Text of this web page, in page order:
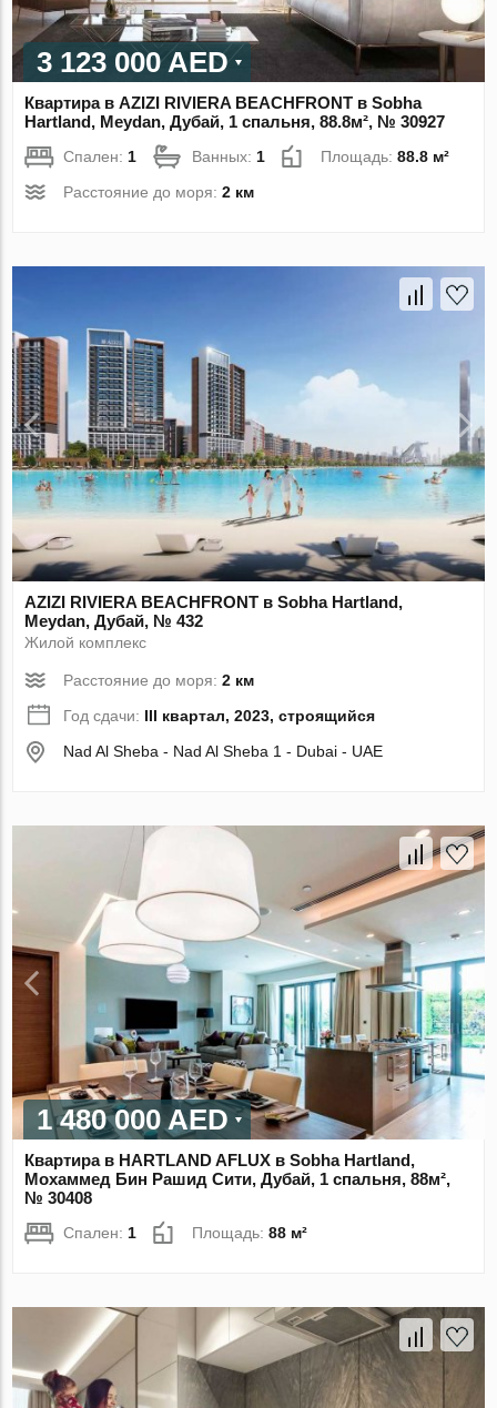
3 123 000 AED
Квартира в AZIZI RIVIERA BEACHFRONT в Sobha
Hartland, Meydan, Дубай, 1 спальня, 88.8м², № 30927
Спален: 1 Ванных: 1 Площадь:88.8 м²
Расстояние до моря:2 км
AZIZI RIVIERA BEACHFRONT в Sobha Hartland,
Meydan, Дубай, № 432
Жилой комплекс
Расстояние до моря:2 км
Год сдачи: III квартал, 2023, строящийся
Nad Al Sheba - Nad Al Sheba 1 - Dubai - UAE
1 480 000 AED
Квартира в HARTLAND AFLUX в Sobha Hartland,
Мохаммед Бин Рашид Сити, Дубай, 1 спальня, 88м²,
№ 30408
Спален:1 Площадь:88 м²